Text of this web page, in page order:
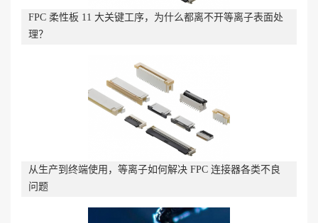
FPC 柔性板 11 大关键工序，为什么都离不开等离子表面处
理？
从生产到终端使用，等离子如何解决 FPC 连接器各类不良
问题